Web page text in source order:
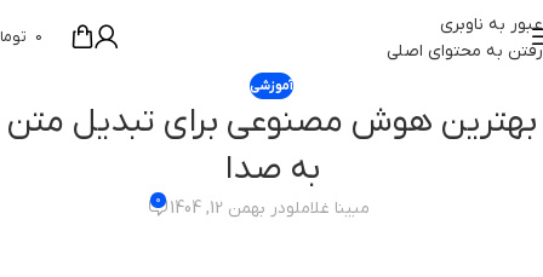
عبور به ناوبری
رفتن به محتوای اصلی
0
آموزشی
بهترین هوش مصنوعی برای تبدیل متن
به صدا
مبینا غلاملودر بهمن 12, 1404 0